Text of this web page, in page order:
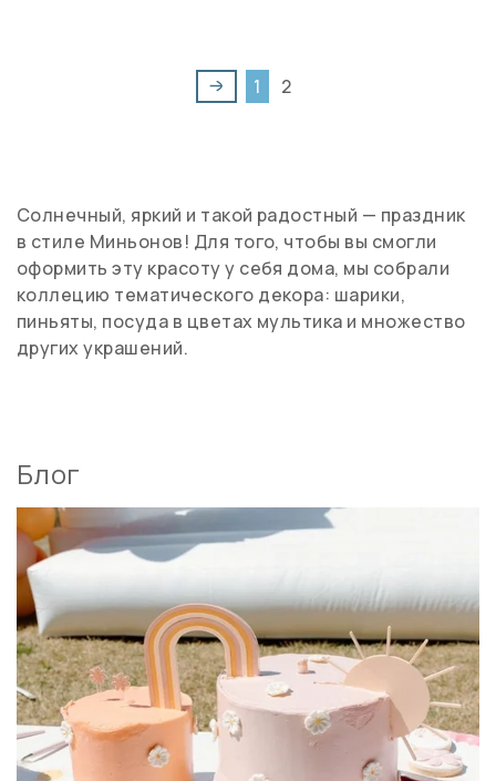
1 2
Солнечный, яркий и такой радостный — праздник
в стиле Миньонов! Для того, чтобы вы смогли
оформить эту красоту у себя дома, мы собрали
коллецию тематического декора: шарики,
пиньяты, посуда в цветах мультика и множество
других украшений.
Блог